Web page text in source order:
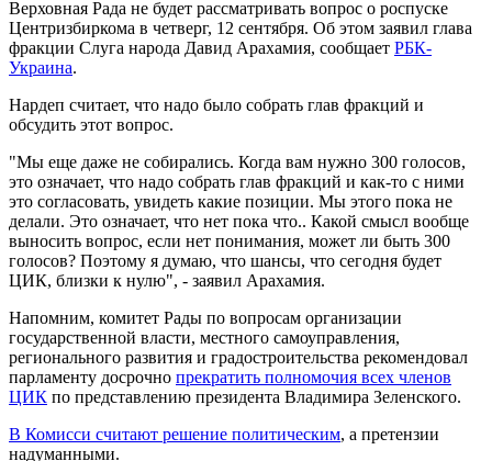
Верховная Рада не будет рассматривать вопрос о роспуске
Центризбиркома в четверг, 12 сентября. Об этом заявил глава
фракции Слуга народа Давид Арахамия, сообщает РБК-
Украина.
Нардеп считает, что надо было собрать глав фракций и
обсудить этот вопрос.
"Мы еще даже не собирались. Когда вам нужно 300 голосов,
это означает, что надо собрать глав фракций и как-то с ними
это согласовать, увидеть какие позиции. Мы этого пока не
делали. Это означает, что нет пока что.. Какой смысл вообще
выносить вопрос, если нет понимания, может ли быть 300
голосов? Поэтому я думаю, что шансы, что сегодня будет
ЦИК, близки к нулю", - заявил Арахамия.
Напомним, комитет Рады по вопросам организации
государственной власти, местного самоуправления,
регионального развития и градостроительства рекомендовал
парламенту досрочно прекратить полномочия всех членов
ЦИК по представлению президента Владимира Зеленского.
В Комисси считают решение политическим, а претензии
надуманными.